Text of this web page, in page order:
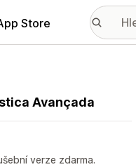
Store
Avançada
verze zdarma.